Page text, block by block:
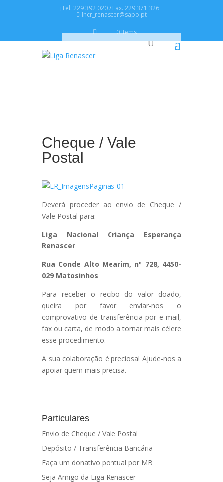
Tel. 229 392 020 / Fax. 229 371 326
lncr_renascer@sapo.pt
0 Items
Cheque / Vale
Postal
Deverá proceder ao envio de Cheque /
Vale Postal para:
Liga Nacional Criança Esperança
Renascer
Rua Conde Alto Mearim, nº 728, 4450-
029 Matosinhos
Para receber o recibo do valor doado,
queira por favor enviar-nos o
comprovativo de transferência por e-mail,
fax ou carta, de modo a tornar mais célere
esse procedimento.
A sua colaboração é preciosa! Ajude-nos a
apoiar quem mais precisa.
Particulares
Envio de Cheque / Vale Postal
Depósito / Transferência Bancária
Faça um donativo pontual por MB
Seja Amigo da Liga Renascer